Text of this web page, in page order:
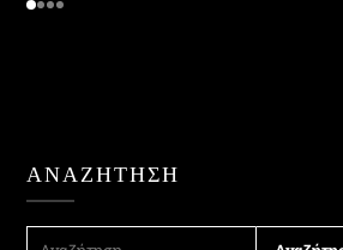
ΑΝΑΖΉΤΗΣΗ
ΑΝΑΖΉΤΗΣΗ